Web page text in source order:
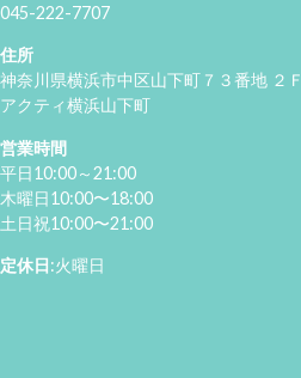
045-222-7707
住所
神奈川県横浜市中区山下町７３番地 ２Ｆ
アクティ横浜山下町
営業時間
平日10:00～21:00
木曜日10:00〜18:00
土日祝10:00〜21:00
定休日:火曜日